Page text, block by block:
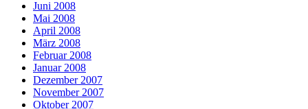
Juni 2008
Mai 2008
April 2008
März 2008
Februar 2008
Januar 2008
Dezember 2007
November 2007
Oktober 2007